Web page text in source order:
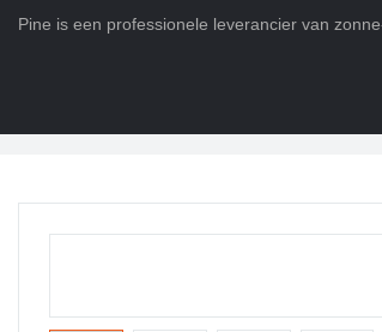
Pine is een professionele leverancier van